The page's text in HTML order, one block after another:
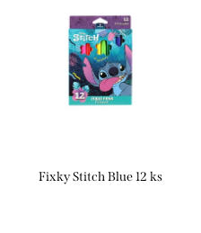
Najpredávanejšie
Fixky Stitch Blue 12 ks